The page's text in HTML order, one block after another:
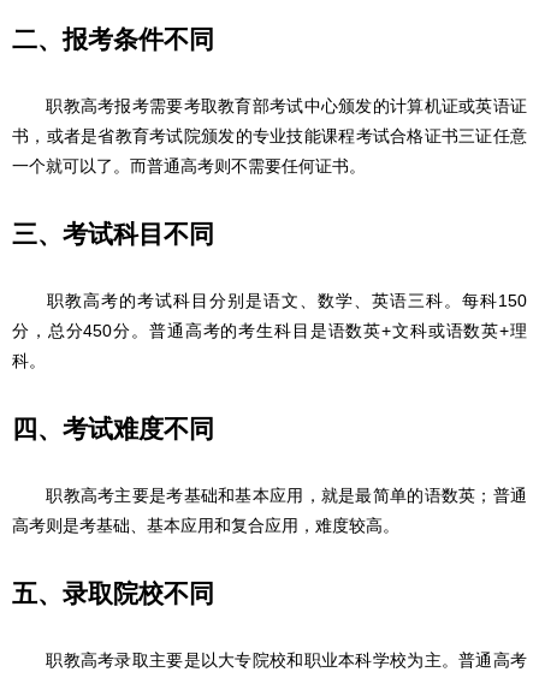
二、报考条件不同
职教高考报考需要考取教育部考试中心颁发的计算机证或英语证
书，或者是省教育考试院颁发的专业技能课程考试合格证书三证任意
一个就可以了。而普通高考则不需要任何证书。
三、考试科目不同
职教高考的考试科目分别是语文、数学、英语三科。每科150
分，总分450分。普通高考的考生科目是语数英+文科或语数英+理
科。
四、考试难度不同
职教高考主要是考基础和基本应用，就是最简单的语数英；普通
高考则是考基础、基本应用和复合应用，难度较高。
五、录取院校不同
职教高考录取主要是以大专院校和职业本科学校为主。普通高考